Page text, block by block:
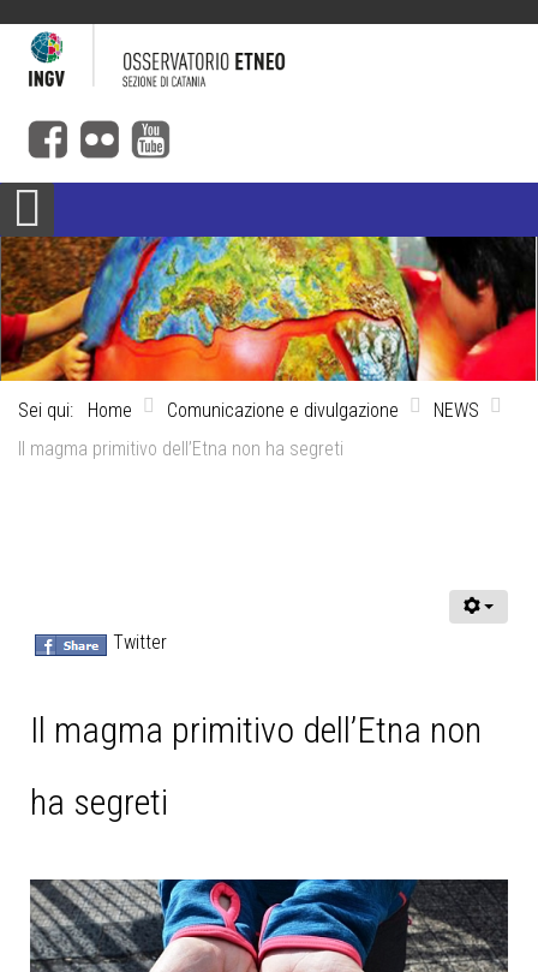
Sei qui: Home Comunicazione e divulgazione
NEWS
Il magma primitivo dell’Etna non ha segreti
Twitter
Il magma primitivo dell’Etna non
ha segreti